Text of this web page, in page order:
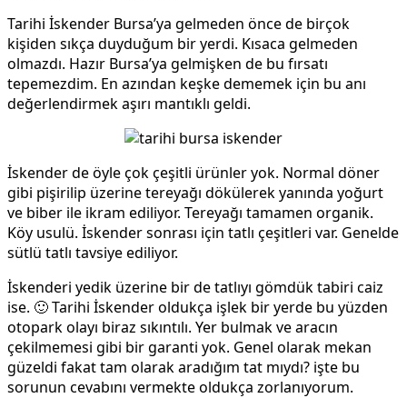
Tarihi İskender Bursa’ya gelmeden önce de birçok
kişiden sıkça duyduğum bir yerdi. Kısaca gelmeden
olmazdı. Hazır Bursa’ya gelmişken de bu fırsatı
tepemezdim. En azından keşke dememek için bu anı
değerlendirmek aşırı mantıklı geldi.
İskender de öyle çok çeşitli ürünler yok. Normal döner
gibi pişirilip üzerine tereyağı dökülerek yanında yoğurt
ve biber ile ikram ediliyor. Tereyağı tamamen organik.
Köy usulü. İskender sonrası için tatlı çeşitleri var. Genelde
sütlü tatlı tavsiye ediliyor.
İskenderi yedik üzerine bir de tatlıyı gömdük tabiri caiz
ise. 🙂 Tarihi İskender oldukça işlek bir yerde bu yüzden
otopark olayı biraz sıkıntılı. Yer bulmak ve aracın
çekilmemesi gibi bir garanti yok. Genel olarak mekan
güzeldi fakat tam olarak aradığım tat mıydı? işte bu
sorunun cevabını vermekte oldukça zorlanıyorum.